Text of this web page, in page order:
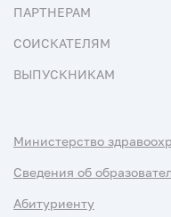
ПАРТНЕРАМ
СОИСКАТЕЛЯМ
ВЫПУСКНИКАМ
Министерство
Сведения об
Абитуриенту